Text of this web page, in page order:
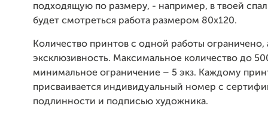
подходящую по размеру, - например, в твоей
будет смотреться работа размером 80х120.
Количество принтов с одной работы ограничено,
эксклюзивность. Максимальное количество до
минимальное ограничение – 5 экз. Каждому
присваивается индивидуальный номер с
подлинности и подписью художника.